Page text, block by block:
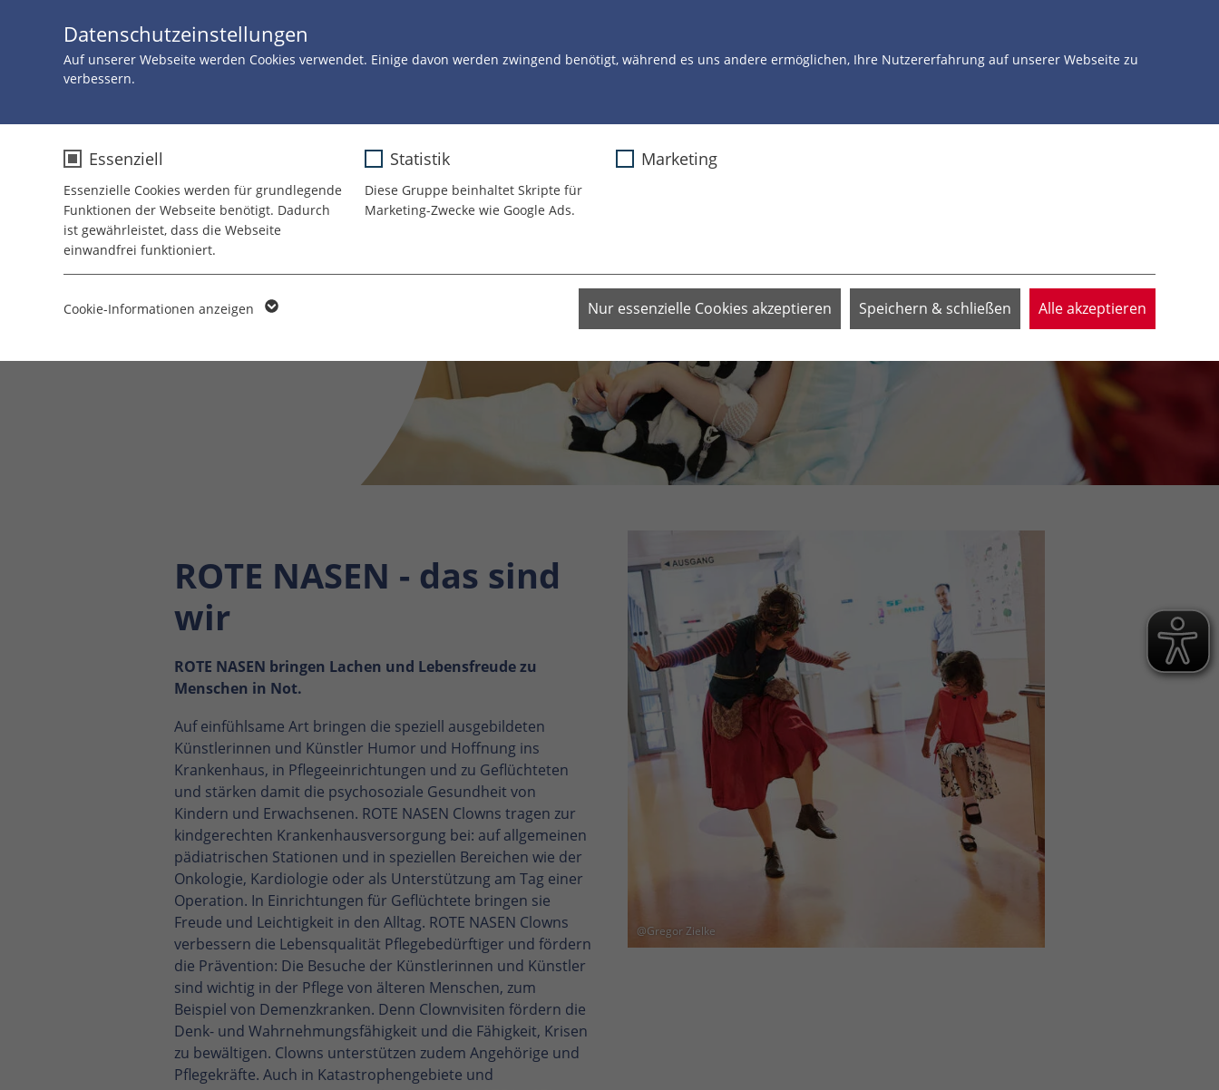
JETZT SPENDEN
Mission & Vision
@Gregor Zielke
ROTE NASEN - das sind
wir
ROTE NASEN bringen Lachen und Lebensfreude zu
Menschen in Not.
Auf einfühlsame Art bringen die speziell ausgebildeten
Künstlerinnen und Künstler Humor und Hoffnung ins
Krankenhaus, in Pflegeeinrichtungen und zu Geflüchteten
und stärken damit die psychosoziale Gesundheit von
Kindern und Erwachsenen. ROTE NASEN Clowns tragen zur
kindgerechten Krankenhausversorgung bei: auf allgemeinen
pädiatrischen Stationen und in speziellen Bereichen wie der
Onkologie, Kardiologie oder als Unterstützung am Tag einer
Operation. In Einrichtungen für Geflüchtete bringen sie
Freude und Leichtigkeit in den Alltag. ROTE NASEN Clowns
verbessern die Lebensqualität Pflegebedürftiger und fördern
die Prävention: Die Besuche der Künstlerinnen und Künstler
sind wichtig in der Pflege von älteren Menschen, zum
Beispiel von Demenzkranken. Denn Clownvisiten fördern die
Denk- und Wahrnehmungsfähigkeit und die Fähigkeit, Krisen
zu bewältigen. Clowns unterstützen zudem Angehörige und
Pflegekräfte. Auch in Katastrophengebiete und
Datenschutzeinstellungen
Auf unserer Webseite werden Cookies verwendet. Einige davon werden zwingend benötigt, während es uns andere ermöglichen, Ihre Nutzererfahrung auf unserer Webseite zu
verbessern.
Essenziell
Essenzielle Cookies werden für grundlegende
Funktionen der Webseite benötigt. Dadurch
ist gewährleistet, dass die Webseite
einwandfrei funktioniert.
TYPO3
Consent-Einstellungen. Unter
anderem eine zufällig
historische Speicherung Ihrer
vorgenommen Einstellungen,
falls der Webseiten-Betreiber
dies eingestellt hat.
Statistik
Diese Gruppe beinhaltet Skripte für
Marketing-Zwecke wie Google Ads.
Marketing
Cookie-Informationen anzeigen Nur essenzielle Cookies akzeptieren Speichern & schließen Alle akzeptieren